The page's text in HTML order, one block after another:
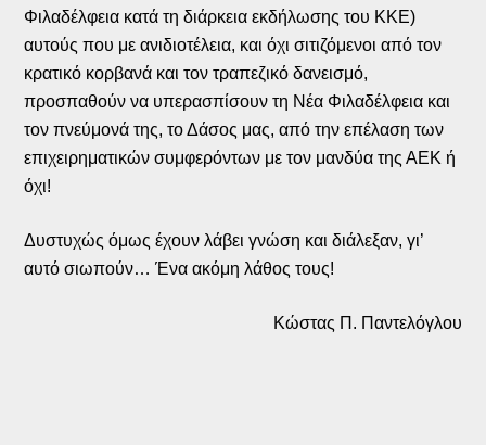
Φιλαδέλφεια κατά τη διάρκεια εκδήλωσης του ΚΚΕ)
αυτούς που με ανιδιοτέλεια, και όχι σιτιζόμενοι από τον
κρατικό κορβανά και τον τραπεζικό δανεισμό,
προσπαθούν να υπερασπίσουν τη Νέα Φιλαδέλφεια και
τον πνεύμονά της, το Δάσος μας, από την επέλαση των
επιχειρηματικών συμφερόντων με τον μανδύα της ΑΕΚ ή
όχι!
Δυστυχώς όμως έχουν λάβει γνώση και διάλεξαν, γι’
αυτό σιωπούν… Ένα ακόμη λάθος τους!
Κώστας Π. Παντελόγλου